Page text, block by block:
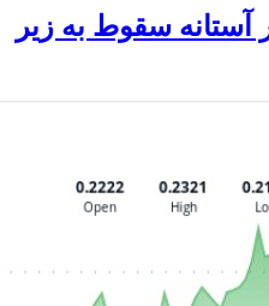
سقوط به زیر